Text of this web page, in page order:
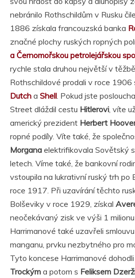
nebránilo Rothschildům v Rusku
1886 získala francouzská banka
značné plochy ruských ropných
a Černomořskou petrolejářskou
rychle stala druhou největší v
Rothschildové prodali v roce 1906
Dutch a Shell. Pokud jste
Street dláždil cestu Hitlerovi, víte
americký prezident Herbert
ropné podíly. Víte také, že
Morgana elektrifikovala Sovětský
letech. Víme také, že bankovní
vstoupila na lukrativní ruský trh po
roce 1917. Při uzavírání těchto
Bolševiky v roce 1929, získal
neočekávaný zisk ve výši 1
Harrimanové také uzavřeli
manganu, prvku nezbytného pro
Tyto koncese Harrimanové
Trockým a potom s Feliksem